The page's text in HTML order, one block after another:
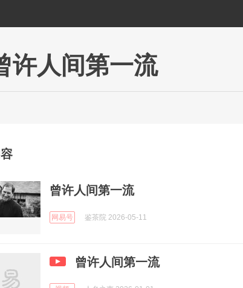
许人间第一流
曾许人间第一流
网易号 鉴茶院 2026-05-11
曾许人间第一流